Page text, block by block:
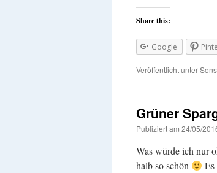
Share this:
Google
Veröffentlicht unter
Grüner
Publiziert am 24/05/
Was würde ich nur
halb so schön